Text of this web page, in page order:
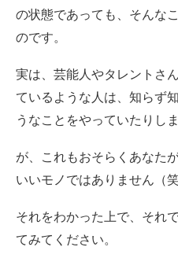
の状態であっても、そんな
のです。
実は、芸能人やタレントさ
ているような人は、知らず
うなことをやっていたりしま
が、これもおそらくあなた
いいモノではありません（笑
それをわかった上で、それ
てみてください。